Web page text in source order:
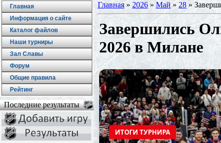
Главная
Информация о сайте
Каталог файлов
Наши турниры
Зал Славы
Форум
Общие правила
Рейтинг
Последние результаты
Главная » 2026 » Май » 28 »
Завершились
2026 в Милане
ИТОГИ ТУРНИРА